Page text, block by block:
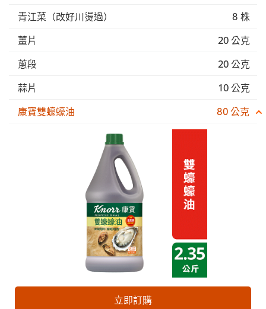
青江菜（改好川燙過）
8 株
薑片
20 公克
蔥段
20 公克
蒜片
10 公克
康寶雙蠔蠔油
80 公克
立即訂購